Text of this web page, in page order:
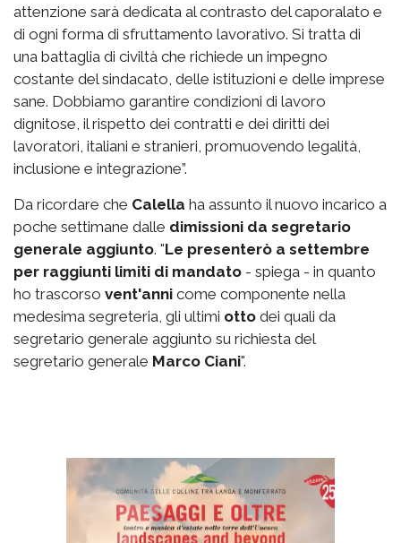
attenzione sarà dedicata al contrasto del caporalato e
di ogni forma di sfruttamento lavorativo. Si tratta di
una battaglia di civiltà che richiede un impegno
costante del sindacato, delle istituzioni e delle imprese
sane. Dobbiamo garantire condizioni di lavoro
dignitose, il rispetto dei contratti e dei diritti dei
lavoratori, italiani e stranieri, promuovendo legalità,
inclusione e integrazione”.
Da ricordare che Calella ha assunto il nuovo incarico a
poche settimane dalle dimissioni da segretario
generale aggiunto. "Le presenterò a settembre
per raggiunti limiti di mandato - spiega - in quanto
ho trascorso vent'anni come componente nella
medesima segreteria, gli ultimi otto dei quali da
segretario generale aggiunto su richiesta del
segretario generale Marco Ciani".